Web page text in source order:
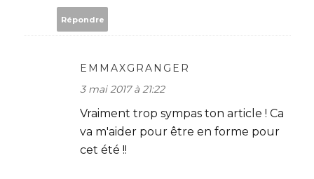
Répondre
EMMAXGRANGER
3 mai 2017 à 21:22
Vraiment trop sympas ton article ! Ca
va m'aider pour être en forme pour
cet été !!